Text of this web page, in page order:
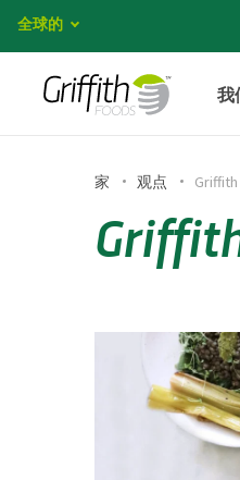
全球的
我
家 观点